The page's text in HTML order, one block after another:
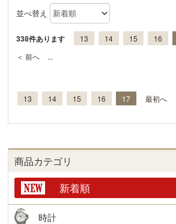
並べ替え
338件あります 13 14 15 16
＜ 前へ
...
13 14 15 16 17 最初へ
商品カテゴリ
新着順
時計